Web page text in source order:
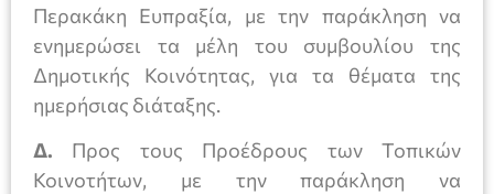
Περακάκη Ευπραξία, με την παράκληση να
ενημερώσει τα μέλη του συμβουλίου της
Δημοτικής Κοινότητας, για τα θέματα της
ημερήσιας διάταξης.
Δ. Προς τους Προέδρους των Τοπικών
Κοινοτήτων, με την παράκληση να